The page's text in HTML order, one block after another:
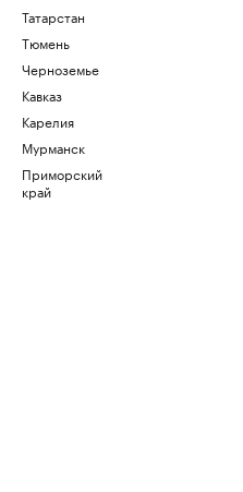
Татарстан
Тюмень
Черноземье
Кавказ
Карелия
Мурманск
Приморский
край